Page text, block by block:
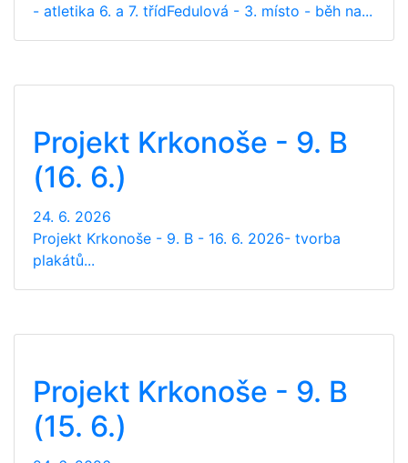
- atletika 6. a 7. třídFedulová - 3. místo - běh na...
Projekt Krkonoše - 9. B
(16. 6.)
24. 6. 2026
Projekt Krkonoše - 9. B - 16. 6. 2026- tvorba
plakátů...
Projekt Krkonoše - 9. B
(15. 6.)